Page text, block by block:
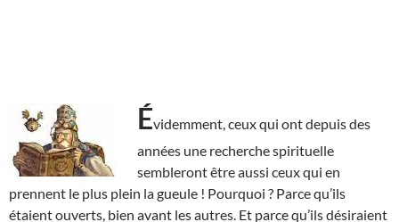
Évidemment, ceux qui ont depuis des
années une recherche spirituelle
sembleront être aussi ceux qui en
prennent le plus plein la gueule ! Pourquoi ? Parce qu’ils
étaient ouverts, bien avant les autres. Et parce qu’ils désiraient